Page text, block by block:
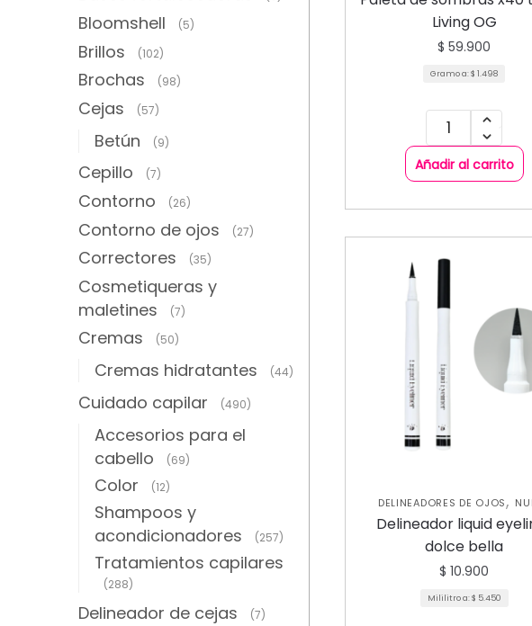
Living OG
$ 59.900
Gramo a:$ 1.498
Añadir al carrito
DELINEADORES DE OJOS,
COLECCIÓN,OJOS
Delineador liquid
dolce bella
$ 10.900
Mililitro a:$ 5.450
Bloomshell (5)
Brillos (102)
Brochas (98)
Cejas (57)
Betún (9)
Cepillo (7)
Contorno (26)
Contorno de ojos (27)
Correctores (35)
Cosmetiqueras y
maletines
(7)
Cremas (50)
Cremas hidratantes (44)
Cuidado capilar (490)
Accesorios para el
cabello
(69)
Color (12)
Shampoos y
acondicionadores
(257)
Tratamientos capilares
(288)
Delineador de cejas (7)